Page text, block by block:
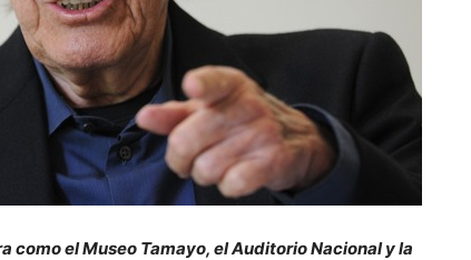
como el Museo Tamayo, el Auditorio Nacional y la